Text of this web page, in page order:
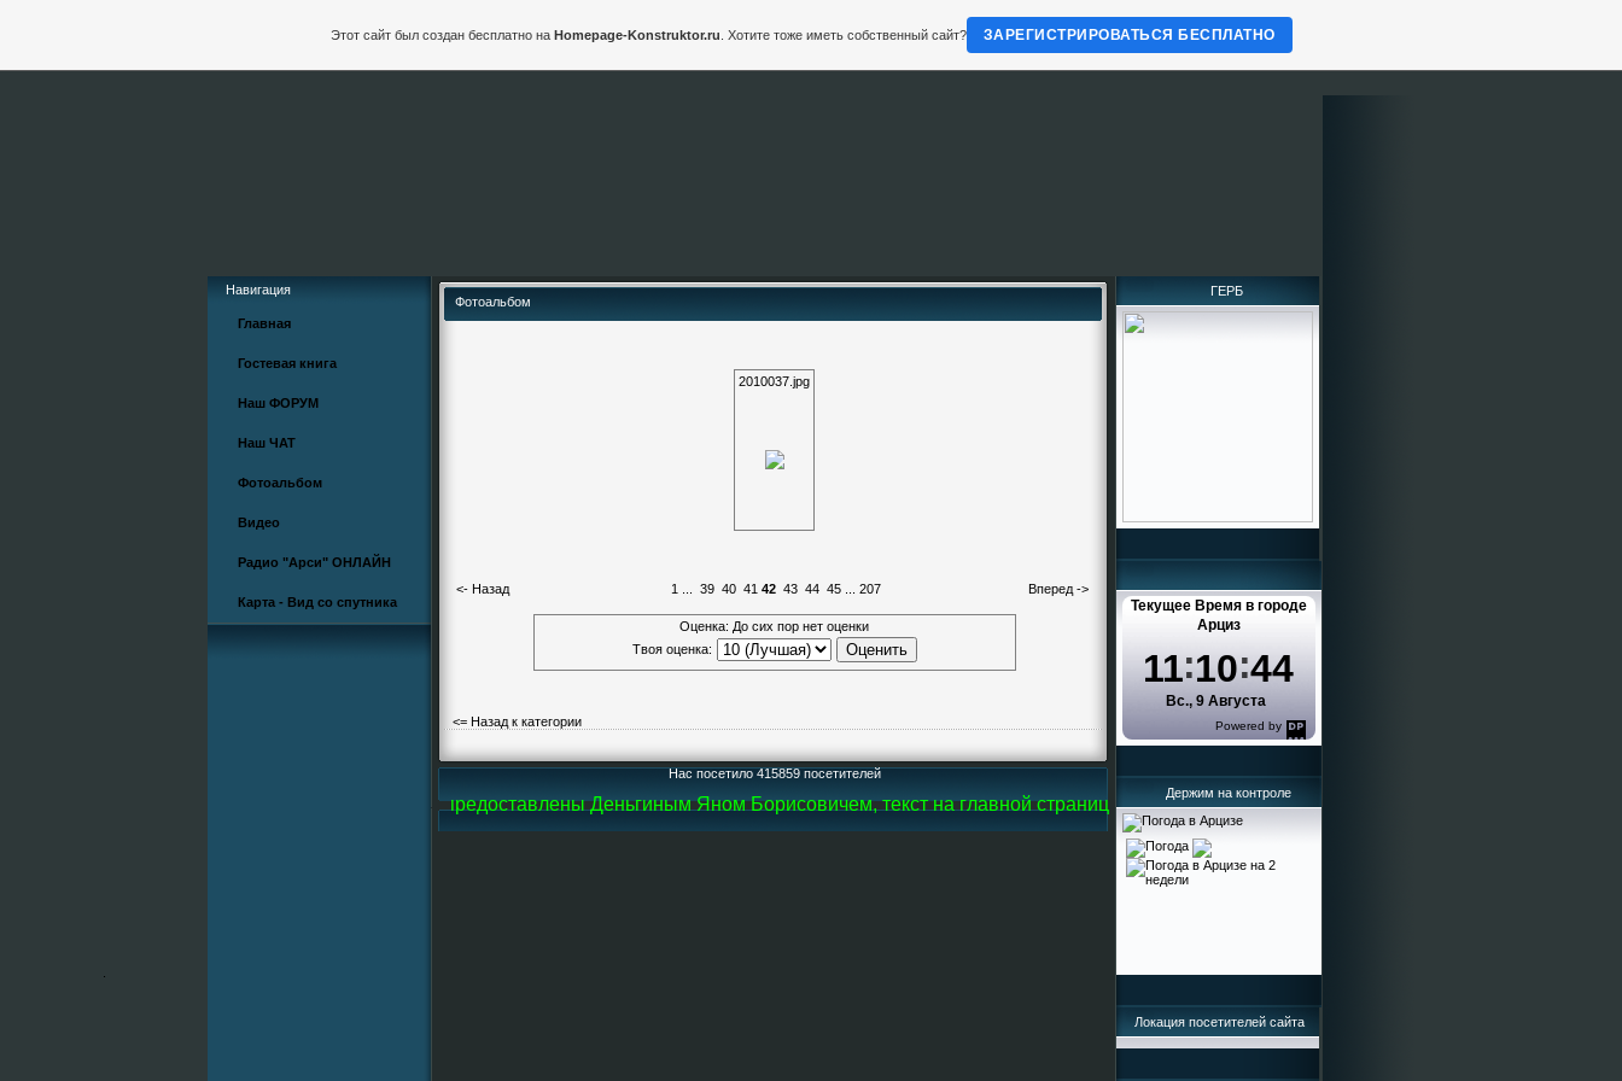
Навигация
Главная
Гостевая книга
Наш ФОРУМ
Наш ЧАТ
Фотоальбом
Видео
Радио "Арси" ОНЛАЙН
Карта - Вид со спутника
Фотоальбом
2010037.jpg
<- Назад 1 39 40 41 42 43 44 45 207 Вперед ->
Оценка: До сих пор нет оценки
Твоя оценка:
<= Назад к категории
Нас посетило 415859 посетителей
все фотографии и большую часть видео предоставлены Деньгиным Яном Борисовичем, текст на главной странице Кисельева Ирина Григорьевна
ГЕРБ
Powered by
DaysPedia.com
Текущее Время в городе
Арциз
11 10 45
Вс., 9 Августа
Держим на контроле
Локация посетителей сайта
Этот сайт был создан бесплатно на Homepage-Konstruktor.ru . Хотите тоже иметь собственный сайт? ЗАРЕГИСТРИРОВАТЬСЯ БЕСПЛАТНО